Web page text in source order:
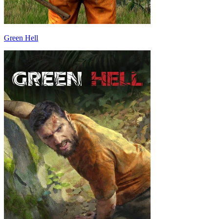
Green Hell